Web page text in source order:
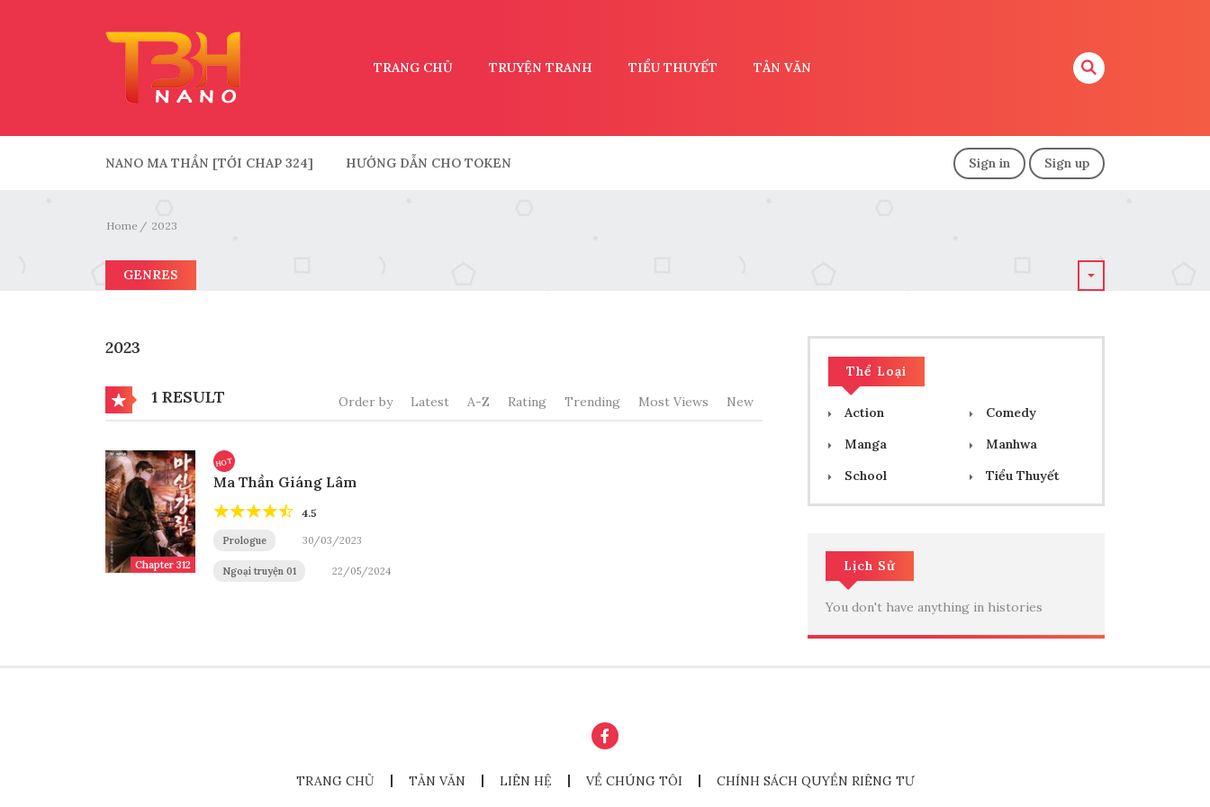
TRANG CHỦ TRUYỆN TRANH TIỂU THUYẾT TẢN VĂN
NANO MA THẦN [TỚI CHAP 324] HƯỚNG DẪN CHO TOKEN Sign in Sign up
Home 2023
GENRES
2023
1 RESULT Order by Latest A-Z Rating Trending Most Views New
Chapter 312
HOT
Ma Thần Giáng Lâm
4.5
Prologue 30/03/2023
Ngoại truyện 01 22/05/2024
Thể Loại
Action
Comedy
Manga
Manhwa
School
Tiểu Thuyết
Lịch Sử
You don't have anything in histories
TRANG CHỦ TẢN VĂN LIÊN HỆ VỀ CHÚNG TÔI CHÍNH SÁCH QUYỀN RIÊNG TƯ